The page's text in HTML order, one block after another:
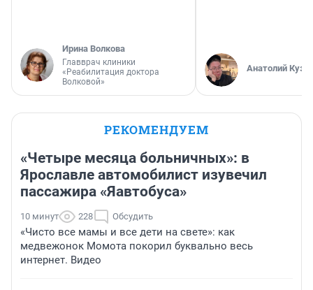
Ирина Волкова
Главврач клиники
«Реабилитация доктора
Волковой»
Анатолий
РЕКОМЕНДУЕМ
«Четыре месяца больничных»: в
Ярославле автомобилист изувечил
пассажира «Яавтобуса»
10 минут 228 Обсудить
«Чисто все мамы и все дети на свете»: как
медвежонок Момота покорил буквально весь
интернет. Видео